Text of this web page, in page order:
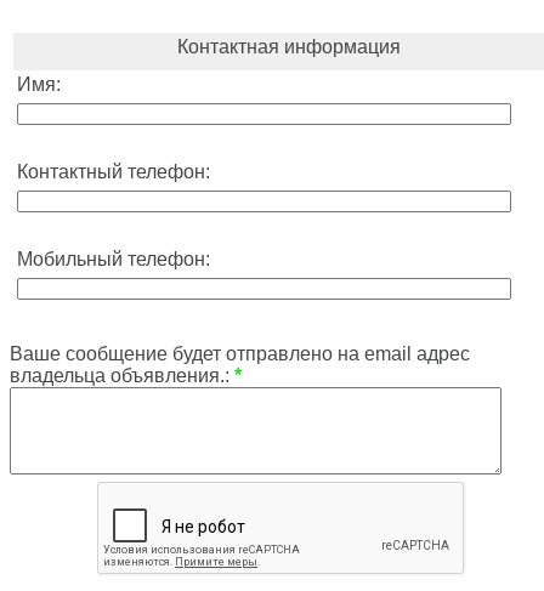
Контактная информация
Имя:
Контактный телефон:
Мобильный телефон:
Ваше сообщение будет отправлено на email адрес
владельца объявления.: *